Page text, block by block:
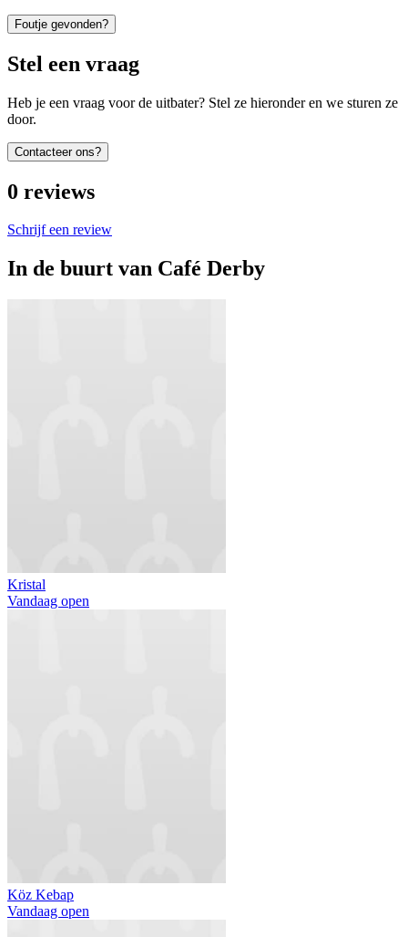
Foutje gevonden?
Stel een vraag
Heb je een vraag voor de uitbater? Stel ze hieronder en we sturen ze
door.
Contacteer ons?
0 reviews
Schrijf een review
In de buurt van Café Derby
Kristal
Vandaag open
Köz Kebap
Vandaag open